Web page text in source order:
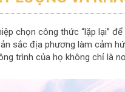
chọn công thức “lặp lại”
sắc địa phương làm cảm
trình của họ không chỉ là